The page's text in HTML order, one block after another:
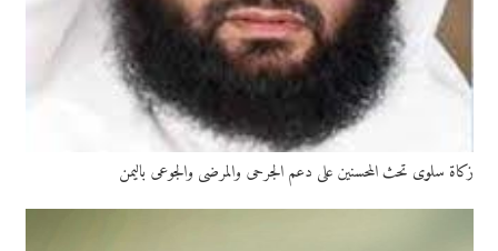
زكاة سلوى تحث المحسنين على دعم الجرحى والمرضى والجوعى باليمن